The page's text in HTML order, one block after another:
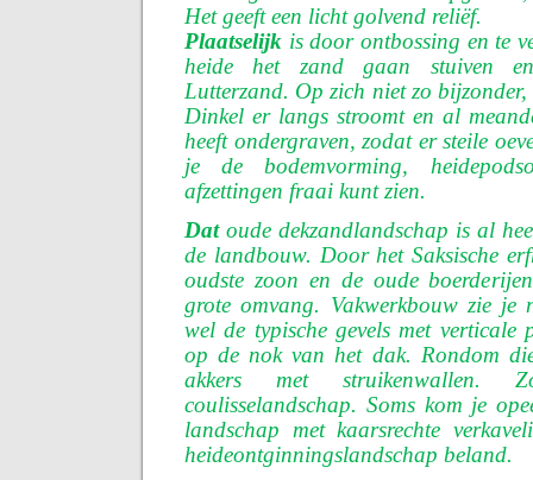
Het geeft een licht golvend reliëf.
Plaatselijk is door ontbossing en te
heide het zand gaan stuiven
Lutterzand. Op zich niet zo
Dinkel er langs stroomt en al
heeft ondergraven, zodat er steile
je de bodemvorming,
afzettingen fraai kunt zien.
Datoude dekzandlandschap is al
de landbouw. Door het Saksische
oudste zoon en de oude
grote omvang. Vakwerkbouw zie je
wel de typische gevels met verticale
op de nok van het dak. Rondom
akkers met struikenwallen.
coulisselandschap. Soms kom je
landschap met kaarsrechte
heideontginningslandschap beland.